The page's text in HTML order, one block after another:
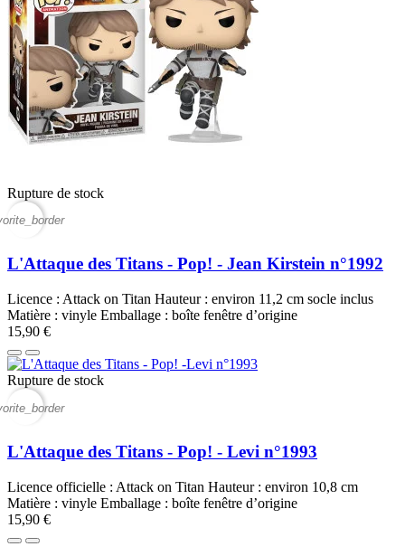
Rupture de stock
L'Attaque des Titans - Pop! - Jean Kirstein n°1992
Licence : Attack on Titan Hauteur : environ 11,2 cm socle inclus
Matière : vinyle Emballage : boîte fenêtre d’origine
15,90 €
Rupture de stock
L'Attaque des Titans - Pop! - Levi n°1993
Licence officielle : Attack on Titan Hauteur : environ 10,8 cm
Matière : vinyle Emballage : boîte fenêtre d’origine
15,90 €